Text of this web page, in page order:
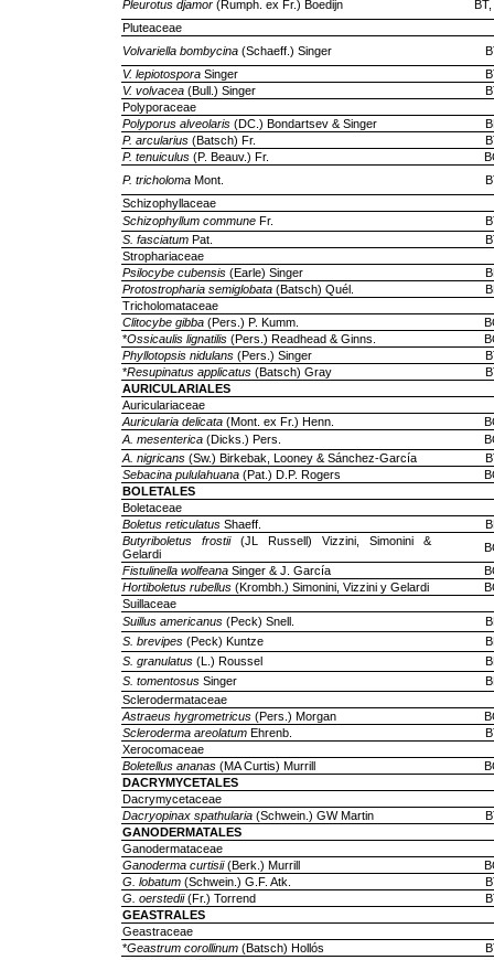
Pleurotus djamor (Rumph. ex Fr.) Boedijn
Pluteaceae
Volvariella bombycina (Schaeff.) Singer
V. lepiotospora Singer
V. volvacea (Bull.) Singer
Polyporaceae
Polyporus alveolaris (DC.) Bondartsev & Singer
P. arcularius (Batsch) Fr.
P. tenuiculus (P. Beauv.) Fr.
P. tricholoma Mont.
Schizophyllaceae
Schizophyllum commune Fr.
S. fasciatum Pat.
Strophariaceae
Psilocybe cubensis (Earle) Singer
Protostropharia semiglobata (Batsch) Quél.
Tricholomataceae
Clitocybe gibba (Pers.) P. Kumm.
*Ossicaulis lignatilis (Pers.) Readhead & Ginns.
Phyllotopsis nidulans (Pers.) Singer
*Resupinatus applicatus (Batsch) Gray
AURICULARIALES
Auriculariaceae
Auricularia delicata (Mont. ex Fr.) Henn.
A. mesenterica (Dicks.) Pers.
A. nigricans (Sw.) Birkebak, Looney & Sánchez-García
Sebacina pululahuana (Pat.) D.P. Rogers
BOLETALES
Boletaceae
Boletus reticulatus Shaeff.
Butyriboletus frostii(JL Russell) Vizzini, Simonini &
Gelardi
Fistulinella wolfeana Singer & J. García
Hortiboletus rubellus (Krombh.) Simonini, Vizzini y Gelardi
Suillaceae
Suillus americanus (Peck) Snell.
S. brevipes (Peck) Kuntze
S. granulatus (L.) Roussel
S. tomentosus Singer
Sclerodermataceae
Astraeus hygrometricus (Pers.) Morgan
Scleroderma areolatum Ehrenb.
Xerocomaceae
Boletellus ananas (MA Curtis) Murrill
DACRYMYCETALES
Dacrymycetaceae
Dacryopinax spathularia (Schwein.) GW Martin
GANODERMATALES
Ganodermataceae
Ganoderma curtisii(Berk.) Murrill
G. lobatum (Schwein.) G.F. Atk.
G. oerstedii(Fr.) Torrend
GEASTRALES
Geastraceae
*Geastrum corollinum (Batsch) Hollós